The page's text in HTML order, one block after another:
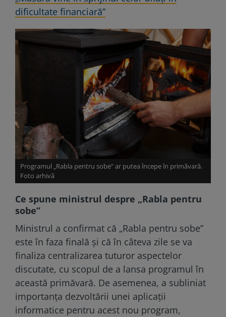
dificultate financiară”
Programul „Rabla pentru sobe” ar putea începe în primăvară.
Foto arhivă
Ce spune ministrul despre „Rabla pentru
sobe”
Ministrul a confirmat că „Rabla pentru sobe”
este în faza finală și că în câteva zile se va
finaliza centralizarea tuturor aspectelor
discutate, cu scopul de a lansa programul în
această primăvară. De asemenea, a subliniat
importanța dezvoltării unei aplicații
informatice pentru acest nou program,